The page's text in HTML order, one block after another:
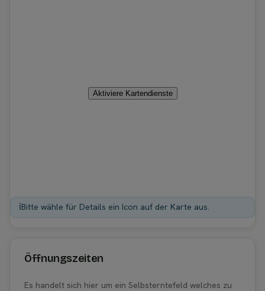
Aktiviere Kartendienste
ℹ️Bitte wähle für Details ein Icon auf der Karte aus.
Öffnungszeiten
Es handelt sich hier um ein Selbsterntefeld welches zu